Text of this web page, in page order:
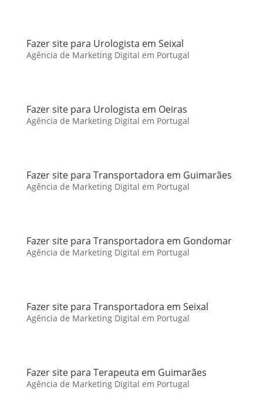
Fazer site para Urologista em Seixal
Agência de Marketing Digital em Portugal
Fazer site para Urologista em Oeiras
Agência de Marketing Digital em Portugal
Fazer site para Transportadora em Guimarães
Agência de Marketing Digital em Portugal
Fazer site para Transportadora em Gondomar
Agência de Marketing Digital em Portugal
Fazer site para Transportadora em Seixal
Agência de Marketing Digital em Portugal
Fazer site para Terapeuta em Guimarães
Agência de Marketing Digital em Portugal